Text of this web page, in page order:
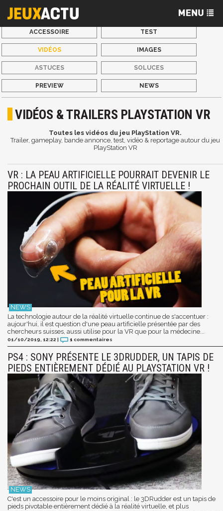
ACCESSOIRE TEST
VIDÉOS IMAGES
ASTUCES SOLUCES
PREVIEW NEWS
VIDÉOS & TRAILERS PLAYSTATION VR
Toutes les vidéos du jeu PlayStation VR.
Trailer, gameplay, bande annonce, test, vidéo & reportage autour du jeu
PlayStation VR
VR : LA PEAU ARTIFICIELLE POURRAIT DEVENIR LE
PROCHAIN OUTIL DE LA RÉALITÉ VIRTUELLE !
La technologie autour de la réalité virtuelle continue de s'accentuer :
aujour'hui, il est question d'une peau artificielle présentée par des
chercheurs suisses, aussi utilise pour la VR que pour la médecine...
01/10/2019, 12:22 | 1 commentaires
PS4 : SONY PRÉSENTE LE 3DRUDDER, UN TAPIS DE
PIEDS ENTIÈREMENT DÉDIÉ AU PLAYSTATION VR !
C'est un accessoire pour le moins original : le 3DRudder est un tapis de
pieds pivotable entièrement dédié à la réalité virtuelle, et plus